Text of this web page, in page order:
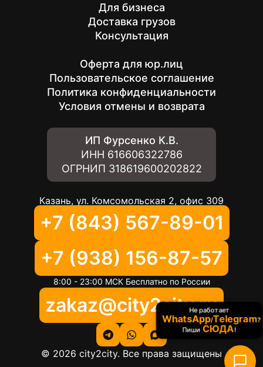
Для бизнеса
Доставка грузов
Консультация
Оферта для юр.лиц
Пользовательское соглашение
Политика конфиденциальности
Условия отмены и возврата
ИП Фурсенко К.В.
ИНН 616606322786
ОГРНИП 318619600202822
Казань, ул. Комсомольская 2, офис 309
+7 (843) 567-89-01
+7 (938) 156-87-57
8:00 - 23:00 МСК Бесплатно по России
zakaz@city2city.ru
© 2026 city2city. Все права защищены
Не работает
WhatsApp/Telegram?
Пиши СЮДА!